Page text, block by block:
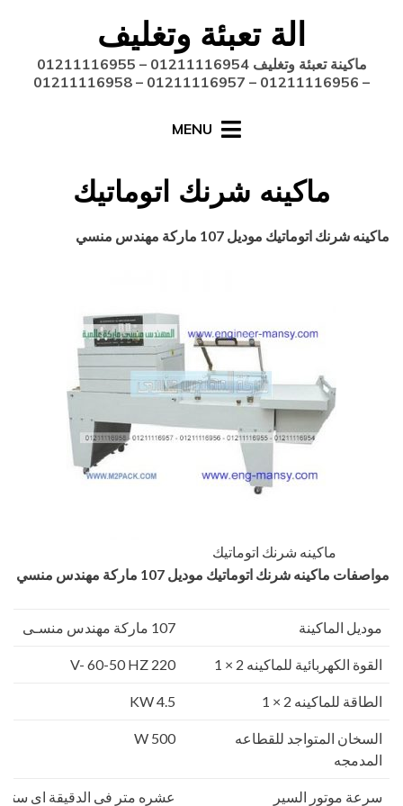
content
الة تعبئة وتغليف
ماكينة تعبئة وتغليف 01211116954 – 01211116955
– 01211116956 – 01211116957 – 01211116958
MENU
ماكينه شرنك اتوماتيك
on
ماكينه شرنك اتوماتيك موديل 107 ماركة مهندس منسي
ماكينه شرنك اتوماتيك
مواصفات ماكينه شرنك اتوماتيك موديل 107 ماركة مهندس منسي
موديل الماكينة 107 ماركة مهندس منسـى
القوة الكهربائية للماكينه 2 × 1 220 V- 60-50 HZ
الطاقة للماكينه 2 × 1 4.5 KW
السخان المتواجد للقطاعه
المدمجه
500 W
سرعة موتور السير عشره متر فى الدقيقة اى